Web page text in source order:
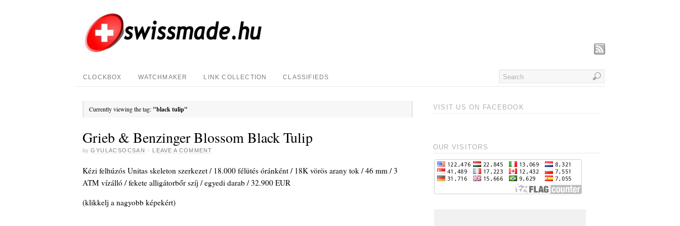
CLOCKBOX WATCHMAKER LINK COLLECTION CLASSIFIEDS
Currently viewing the tag: "black tulip"
Grieb & Benzinger Blossom Black Tulip
by GYULACSOCSAN · LEAVE A COMMENT
Kézi felhúzós Unitas skeleton szerkezet / 18.000 félütés óránként / 18K vörös arany tok / 46 mm / 3
ATM vízálló / fekete alligátorbőr szíj / egyedi darab / 32.900 EUR
(klikkelj a nagyobb képekért)
VISIT US ON FACEBOOK
OUR VISITORS